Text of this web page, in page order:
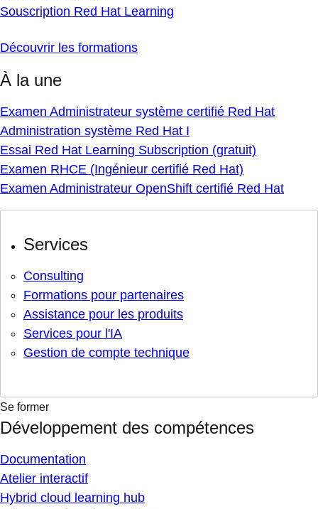
Souscription Red Hat Learning
Découvrir les formations
À la une
Examen Administrateur système certifié Red Hat
Administration système Red Hat I
Essai Red Hat Learning Subscription (gratuit)
Examen RHCE (Ingénieur certifié Red Hat)
Examen Administrateur OpenShift certifié Red Hat
Services
Consulting
Formations pour partenaires
Assistance pour les produits
Services pour l'IA
Gestion de compte technique
Se former
Développement des compétences
Documentation
Atelier interactif
Hybrid cloud learning hub